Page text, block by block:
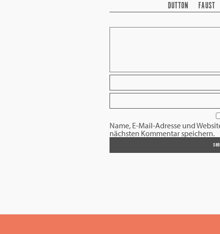
DUTTON FAUST
Name, E-Mail-Adresse und
nächsten Kommentar speichern.